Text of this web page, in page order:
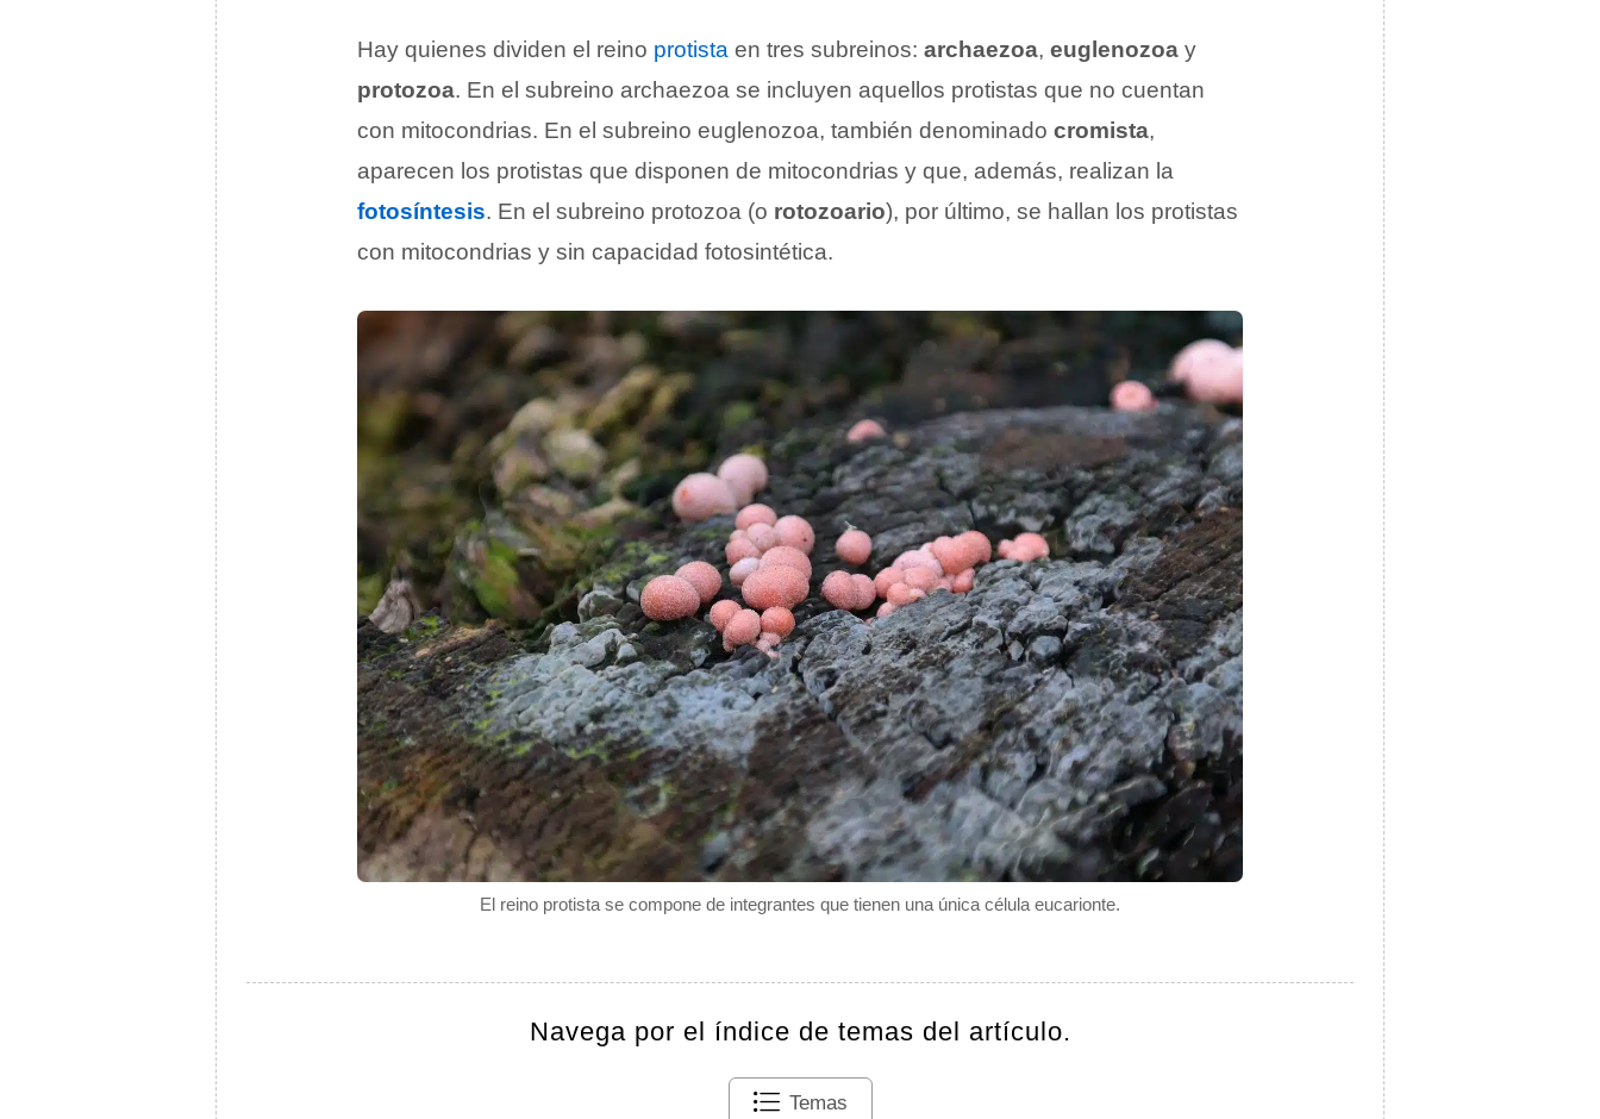
El reino protista se compone de integrantes que tienen una única célula eucarionte.
Hay quienes dividen el reino protista en tres subreinos: archaezoa, euglenozoa y
protozoa. En el subreino archaezoa se incluyen aquellos protistas que no cuentan
con mitocondrias. En el subreino euglenozoa, también denominado cromista,
aparecen los protistas que disponen de mitocondrias y que, además, realizan la
fotosíntesis. En el subreino protozoa (o rotozoario), por último, se hallan los protistas
con mitocondrias y sin capacidad fotosintética.
Navega por el índice de temas del artículo.
Temas